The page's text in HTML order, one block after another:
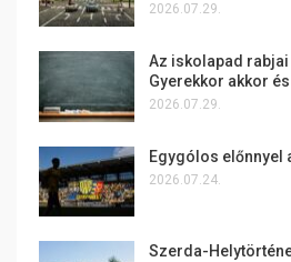
2026.07.29.
Az iskolapad rabjai
Gyerekkor akkor
2026.07.29.
Egygólos előnnyel
2026.07.24.
Szerda-